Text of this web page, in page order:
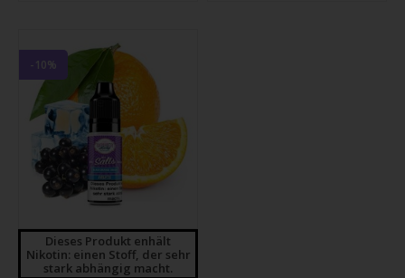
-10%
Dieses Produkt enhält
Nikotin: einen Stoff, der sehr
stark abhängig macht.